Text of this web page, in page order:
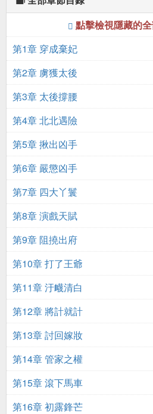
點擊檢視隱藏的
第1章 穿成棄妃
第2章 虜獲太後
第3章 太後撐腰
第4章 北北遇險
第5章 揪出凶手
第6章 嚴懲凶手
第7章 四大丫鬟
第8章 演戲天賦
第9章 阻撓出府
第10章 打了王爺
第11章 汙衊清白
第12章 將計就計
第13章 討回嫁妝
第14章 管家之權
第15章 滾下馬車
第16章 初露鋒芒